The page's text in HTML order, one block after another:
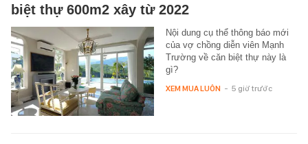
biệt thự 600m2 xây từ 2022
Nội dung cụ thể thông báo mới
của vợ chồng diễn viên Mạnh
Trường về căn biệt thự này là
gì?
XEM MUA LUÔN - 5 giờ trước